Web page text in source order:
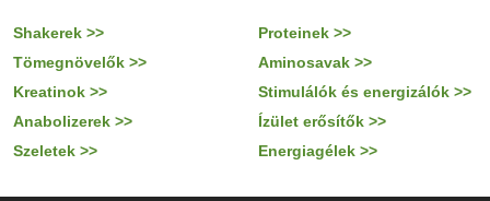
Shakerek >>
Proteinek >>
Tömegnövelők >>
Aminosavak >>
Kreatinok >>
Stimulálók és energizálók >>
Anabolizerek >>
Ízület erősítők >>
Szeletek >>
Energiagélek >>